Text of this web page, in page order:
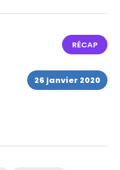
RÉCAP
26 janvier 2020